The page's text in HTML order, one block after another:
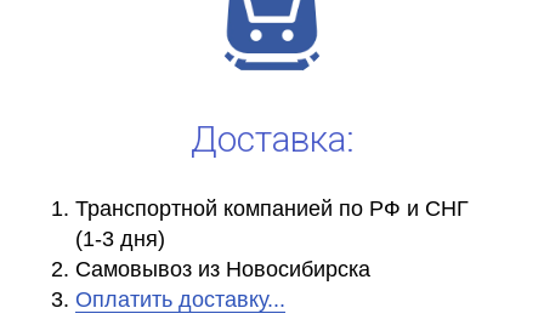
Доставка:
Транспортной компанией по РФ и СНГ
(1-3 дня)
Самовывоз из Новосибирска
Оплатить доставку...